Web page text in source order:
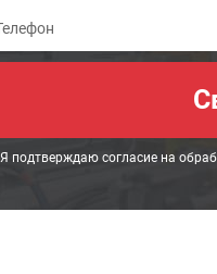
Я подтверждаю согласие на